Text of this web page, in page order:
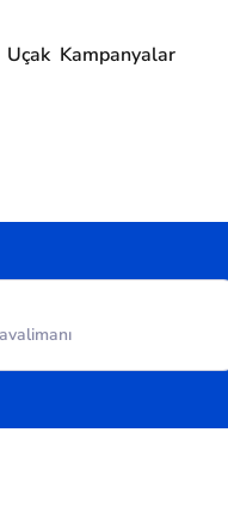
Uçak Kampanyalar